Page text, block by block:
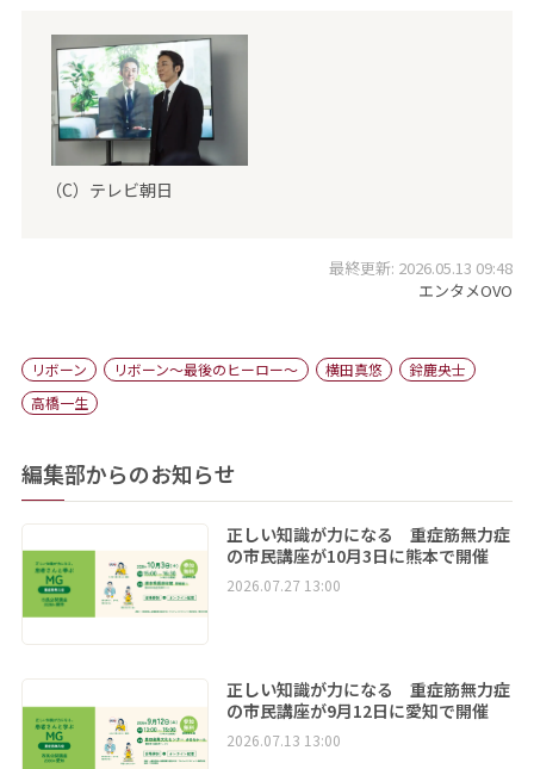
（C）テレビ朝日
最終更新: 2026.05.13 09:48
エンタメOVO
リボーン リボーン～最後のヒーロー～ 横田真悠
鈴鹿央士
高橋一生
編集部からのお知らせ
正しい知識が力になる 重症筋無力症
の市民講座が10月3日に熊本で開催
2026.07.27 13:00
正しい知識が力になる 重症筋無力症
の市民講座が9月12日に愛知で開催
2026.07.13 13:00